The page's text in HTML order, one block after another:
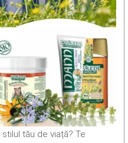
tău de viață? Te